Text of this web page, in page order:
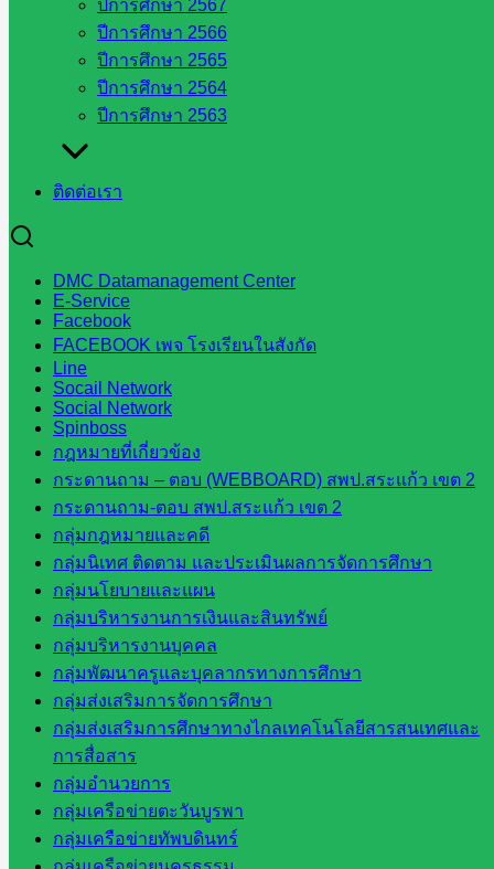
ปีการศึกษา 2567
ปีการศึกษา 2566
ปีการศึกษา 2565
ปีการศึกษา 2564
ปีการศึกษา 2563
ติดต่อเรา
DMC Datamanagement Center
E-Service
Facebook
FACEBOOK เพจ โรงเรียนในสังกัด
Line
Socail Network
Social Network
Spinboss
กฎหมายที่เกี่ยวข้อง
กระดานถาม – ตอบ (WEBBOARD) สพป.สระแก้ว เขต 2
กระดานถาม-ตอบ สพป.สระแก้ว เขต 2
กลุ่มกฎหมายและคดี
กลุ่มนิเทศ ติดตาม และประเมินผลการจัดการศึกษา
กลุ่มนโยบายและแผน
กลุ่มบริหารงานการเงินและสินทรัพย์
กลุ่มบริหารงานบุคคล
กลุ่มพัฒนาครูและบุคลากรทางการศึกษา
กลุ่มส่งเสริมการจัดการศึกษา
กลุ่มส่งเสริมการศึกษาทางไกลเทคโนโลยีสารสนเทศและ
การสื่อสาร
กลุ่มอำนวยการ
กลุ่มเครือข่ายตะวันบูรพา
กลุ่มเครือข่ายทัพบดินทร์
ในสังกัด
สพป.สระแก้ว
วิทยาลัย
สระแก้ว
วิทยาลัย
กศน.สระแก้ว
เว็บไซต์
กลุ่มงาน
ใน
สำนักงาน
กลุ่
มอำนวย
การ
กลุ่ม
บริหาร
งานงาน
เงินและ
สินทรัพย์
กลุ่มน
โยบาย
และแผน
กลุ่มส่ง
เสริมการ